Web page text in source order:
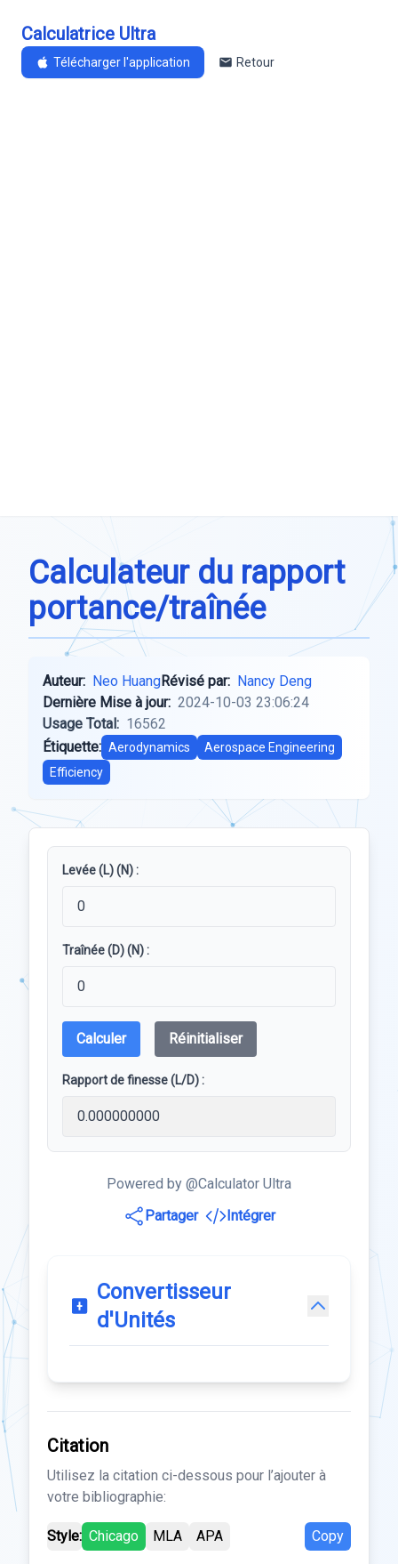
Calculatrice Ultra
Télécharger l'application Retour
Calculateur du rapport
portance/traînée
Auteur: Neo HuangRévisé par: Nancy Deng
Dernière Mise à jour: 2024-10-03 23:06:24
Usage Total: 16562
Étiquette: Aerodynamics
Aerospace Engineering
Efficiency
Levée (L) (N) :
Traînée (D) (N) :
Calculer Réinitialiser
Rapport de finesse (L/D) :
Powered by @Calculator Ultra
Partager
Intégrer
Convertisseur
d'Unités
Citation
Utilisez la citation ci-dessous pour l’ajouter à
votre bibliographie:
Style: Chicago MLA APA Copy